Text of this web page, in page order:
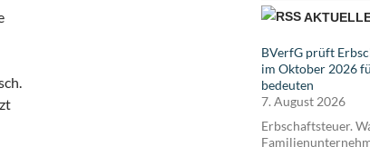
BVerfG prüft
im Oktober 2026
bedeuten
7. August 2026
Erbschaftsteuer.